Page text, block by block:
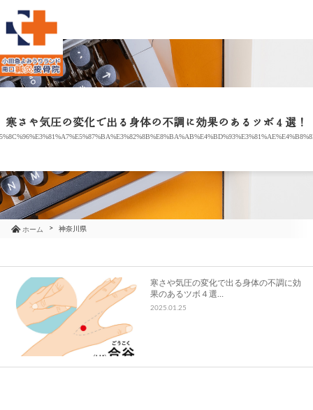
寒さや気圧の変化で出る身体の不調に効果のあるツボ４選！
ホーム 神奈川県
寒さや気圧の変化で出る身体の不調に効
果のあるツボ４選…
2025.01.25
当院のご紹介
お知らせ
ブログ
コラム
アクセス
スタッフ募集